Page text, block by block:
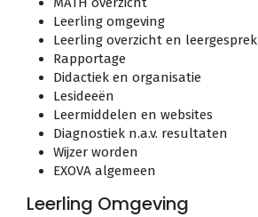
Leerling omgeving
Leerling overzicht en leergesprek
Rapportage
Didactiek en organisatie
Lesideeën
Leermiddelen en websites
Diagnostiek n.a.v. resultaten
Wijzer worden
EXOVA algemeen
Leerling Omgeving